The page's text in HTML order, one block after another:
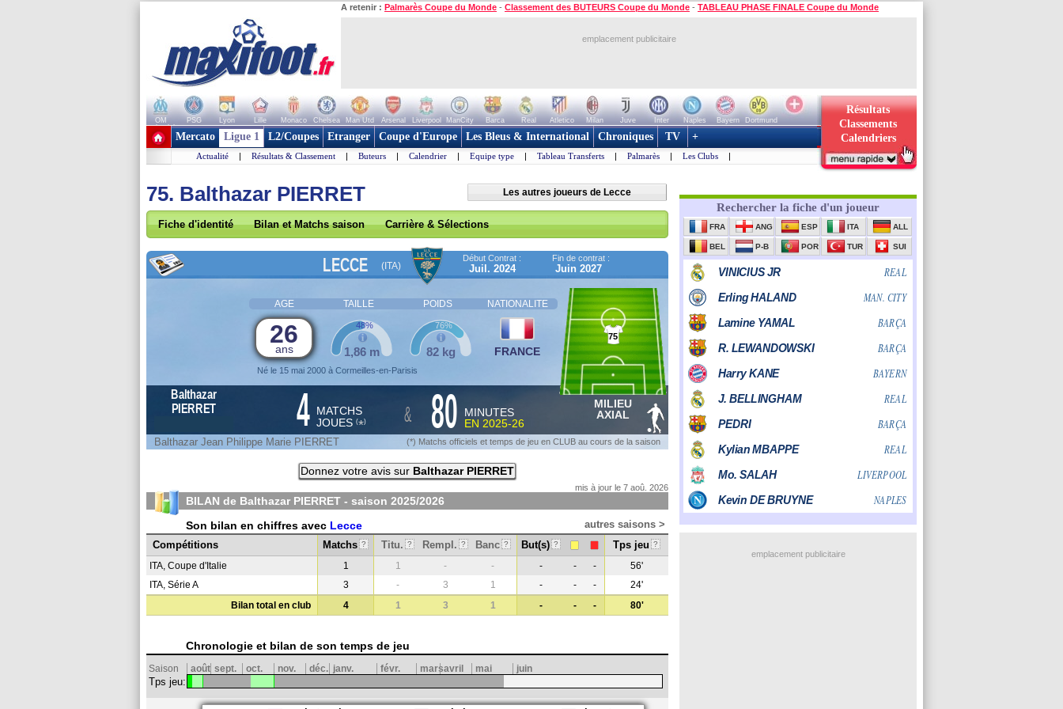
A retenir : Palmarès Coupe du Monde - Classement des BUTEURS Coupe du Monde - TABLEAU PHASE FINALE Coupe du Monde
emplacement publicitaire
OM PSG Lyon Lille Monaco Chelsea Man Utd Arsenal Liverpool ManCity Barca Real Atletico Milan Juve Inter Naples Bayern
Dortmund
+ de clubs
Résultats
Classements
Calendriers
Mercato Ligue 1 L2/Coupes Etranger Coupe d'Europe Les Bleus & International Chroniques TV +
Actualité | Résultats & Classement | Buteurs | Calendrier | Equipe type | Tableau Transferts | Palmarès | Les Clubs |
75. Balthazar PIERRET Les autres joueurs de Lecce
Fiche d'identité Bilan et Matchs saison Carrière & Sélections
LECCE (ITA)
Début Contrat :
Juil. 2024
Fin de contrat :
Juin 2027
AGE TAILLE POIDS NATIONALITE
26
ans
Né le 15 mai 2000 à Cormeilles-en-Parisis
1,86 m
48%
82 kg
76%
FRANCE
75
Balthazar
PIERRET
4 MATCHS
JOUES (*) & 80
MINUTES
EN 2025-26
MILIEU
AXIAL
Balthazar Jean Philippe Marie PIERRET (*) Matchs officiels et temps de jeu en CLUB au cours de la saison
Donnez votre avis sur Balthazar PIERRET
mis à jour le 7 aoû. 2026
BILAN de Balthazar PIERRET - saison 2025/2026
Son bilan en chiffres avec Lecce
autres saisons >
Compétitions
Matchs ? Titu. ? Rempl. ? Banc ? But(s) ? Tps jeu ?
ITA, Coupe d'Italie 1 1 - - - - -
56'
ITA, Série A
3 - 3 1 - - -
24'
Bilan total en club
4 1 3 1 - - - 80'
Chronologie et bilan de son temps de jeu
Saison août sept. oct. nov. déc. janv. févr. marsavril mai juin
Tps jeu:
emplacement publicitaire